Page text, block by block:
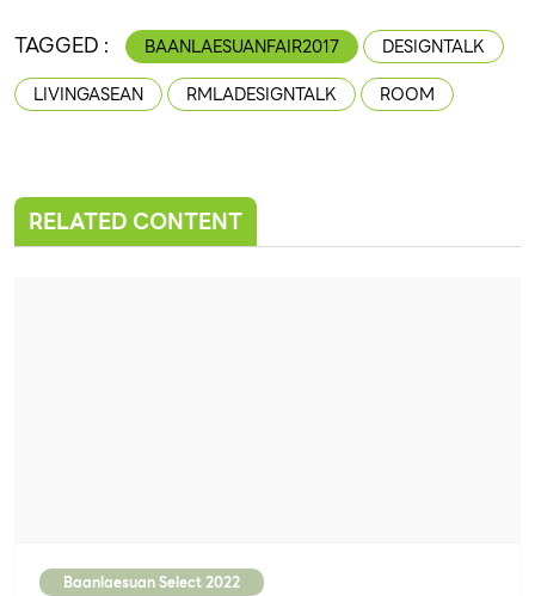
TAGGED : BAANLAESUANFAIR2017
DESIGNTALK
LIVINGASEAN
RMLADESIGNTALK ROOM
RELATED CONTENT
Baanlaesuan Select 2022